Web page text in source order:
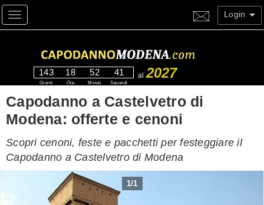
Toggle navigation Login
143
Giorni
18
Ore
52
Minuti
40
Secondi
al 2027
Capodanno a Castelvetro di
Modena: offerte e cenoni
Scopri cenoni, feste e pacchetti per festeggiare il
Capodanno a Castelvetro di Modena
1/1